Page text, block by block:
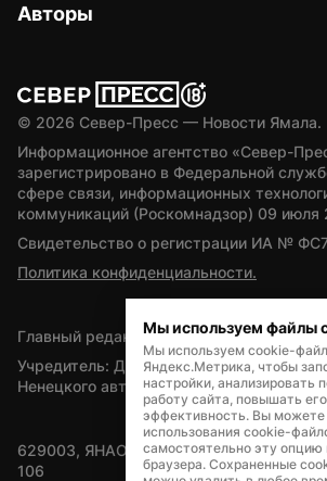
Авторы
© 2026 Север-Пресс — Новости Ямала.
Информационное агентство «Север-
зарегистрировано в Федеральной
сфере связи, информационных
коммуникаций (Роскомнадзор) 09 июля
Свидетельство о регистрации ИА №
Политика конфиденциальности.
Главный редактор — А.Л. Поздеев
Учредитель: Департамент внутренней
Ненецкого автономного округа
629003, ЯНАО, Салехард, мкр. Богдана
106
Мы используем файлы
Мы используем cookie-
Яндекс.Метрика, чтобы
настройки, анализировать
работу сайта, повышать его
эффективность. Вы можете
использования cookie-
самостоятельно эту опцию
браузера. Сохраненные